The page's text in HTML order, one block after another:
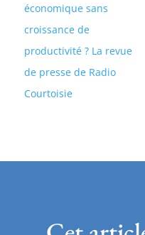
économique sans
croissance de
productivité ? La revue
de presse de Radio
Courtoisie